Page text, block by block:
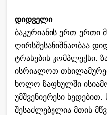
დიდველი
ბაკურიანის ერთ-ერთი
ღირსშესანიშნაობაა
ტრასების კომპლექსი.
ისრიალოთ
ხოლო ზაფხულში
უმშვენიერესი
შესაძლებელია მთის